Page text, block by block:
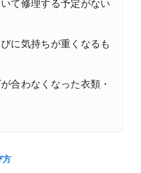
て修理する予定がない
に気持ちが重くなるも
合わなくなった衣類・
方